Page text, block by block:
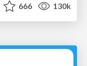
666 130k